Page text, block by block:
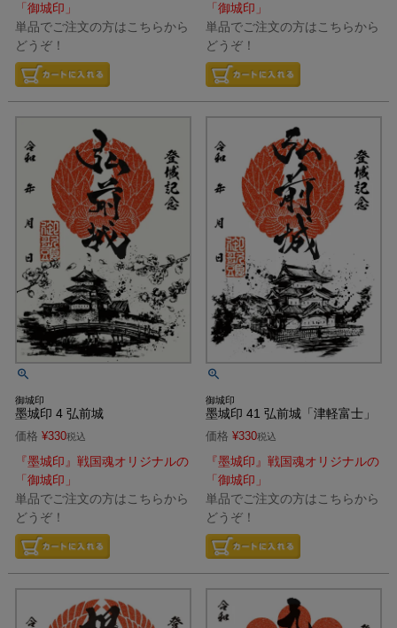
「御城印」
単品でご注文の方はこちらから
どうぞ！
「御城印」
単品でご注文の方はこちらから
どうぞ！
御城印
墨城印 4 弘前城
価格 ¥330税込
『墨城印』戦国魂オリジナルの
「御城印」
単品でご注文の方はこちらから
どうぞ！
御城印
墨城印 41 弘前城「津軽富士」
価格 ¥330税込
『墨城印』戦国魂オリジナルの
「御城印」
単品でご注文の方はこちらから
どうぞ！